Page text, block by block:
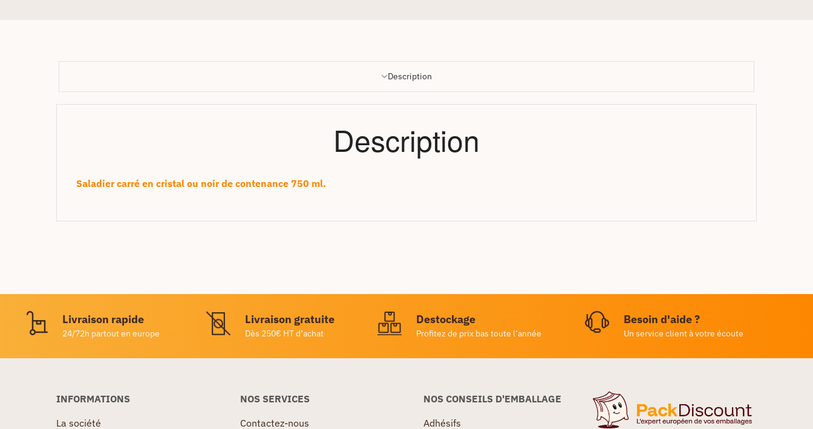
Description
Description
Saladier carré en cristal ou noir de contenance 750 ml.
Livraison rapide
24/72h partout en europe
Livraison gratuite
Dès 250€ HT d’achat
Destockage
Profitez de prix bas toute l’année
Besoin d'aide ?
Un service client à votre écoute
INFORMATIONS
La société
NOS SERVICES
Contactez-nous
NOS CONSEILS D'EMBALLAGE
Adhésifs